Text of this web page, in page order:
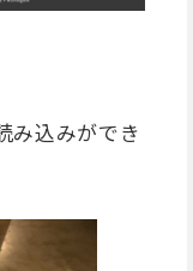
み込みができ